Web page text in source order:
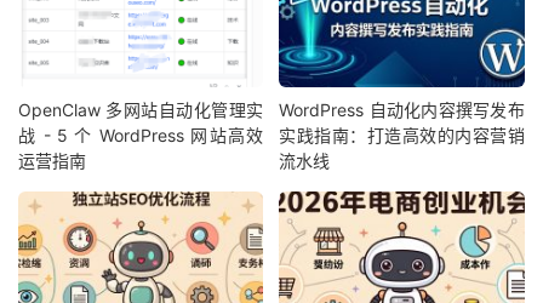
OpenClaw 多网站自动化管理实
战 - 5 个 WordPress 网站高效
运营指南
WordPress 自动化内容撰写发布
实践指南：打造高效的内容营销
流水线